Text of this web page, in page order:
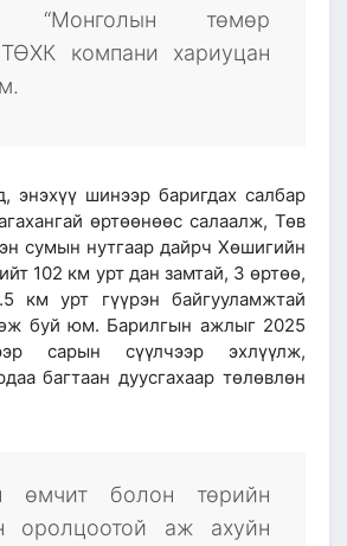
“Монголын төмөр
компани хариуцан
энэхүү шинээр баригдах салбар
өртөөнөөс салаалж, Төв
сумын нутгаар дайрч Хөшигийн
102 км урт дан замтай, 3 өртөө,
км урт гүүрэн байгууламжтай
буй юм. Барилгын ажлыг 2025
сарын сүүлчээр эхлүүлж,
багтаан дуусгахаар төлөвлөн
өмчит болон төрийн
оролцоотой аж ахуйн